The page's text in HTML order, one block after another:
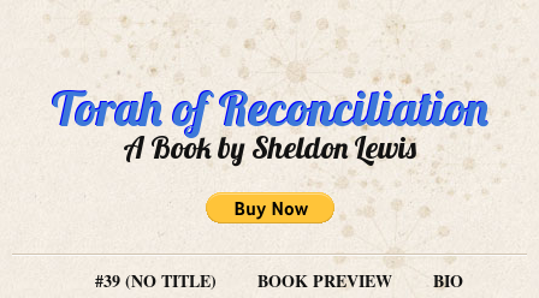
Torah of Reconciliation
A Book by Sheldon Lewis
#39 (NO TITLE) BOOK PREVIEW
BIO